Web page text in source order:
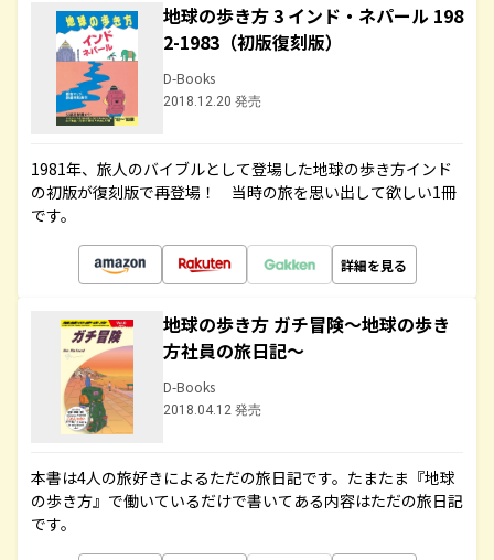
地球の歩き方 3 インド・ネパール 198
2-1983（初版復刻版）
D-Books
2018.12.20 発売
1981年、旅人のバイブルとして登場した地球の歩き方インド
の初版が復刻版で再登場！ 当時の旅を思い出して欲しい1冊
です。
詳細を見る
地球の歩き方 ガチ冒険～地球の歩き
方社員の旅日記～
D-Books
2018.04.12 発売
本書は4人の旅好きによるただの旅日記です。たまたま『地球
の歩き方』で働いているだけで書いてある内容はただの旅日記
です。